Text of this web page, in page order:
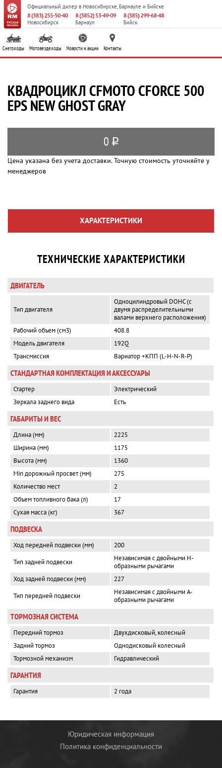
Официальный дилер в Новосибирске, Барнауле и Бийске
8 (383) 255-50-40
Новосибирск
8 (3852) 53-49-09
Барнаул
8 (385) 299-68-48
Бийск
Снегоходы Мотовездеходы Новости и акции Контакты
КВАДРОЦИКЛ CFMOTO CFORCE 500
EPS NEW GHOST GRAY
0 q
Цена указана без учета доставки. Точную стоимость уточняйте у
менеджеров
ХАРАКТЕРИСТИКИ
ТЕХНИЧЕСКИЕ ХАРАКТЕРИСТИКИ
ДВИГАТЕЛЬ
Тип двигателя
Одноцилиндровый DOHC (с
двумя распределительными
валами верхнего расположения)
Рабочий объем (см3)
408.8
Модель двигателя
192Q
Трансмиссия
Вариатор +КПП (L-H-N-R-P)
СТАНДАРТНАЯ КОМПЛЕКТАЦИЯ И АКСЕССУАРЫ
Стартер
Электрический
Зеркала заднего вида
Есть
ГАБАРИТЫ И ВЕС
Длина (мм)
2225
Ширина (мм)
1175
Высота (мм)
1360
Min дорожный просвет (мм)
275
Количество мест
2
Объем топливного бака (л)
17
Сухая масса (кг)
367
ПОДВЕСКА
Ход передней подвески (мм)
200
Тип задней подвески
Независимая с двойными Н-
образными рычагами
Ход задней подвески (мм)
227
Тип передней подвески
Независимая с двойными А-
образными рычагами
ТОРМОЗНАЯ СИСТЕМА
Передний тормоз
Двухдисковый, колесный
Задний тормоз
Однодисковый колесный
Тормозной механизм
Гидравлический
ГАРАНТИЯ
Гарантия 2 года
Юридическая информация
Политика конфиденциальности